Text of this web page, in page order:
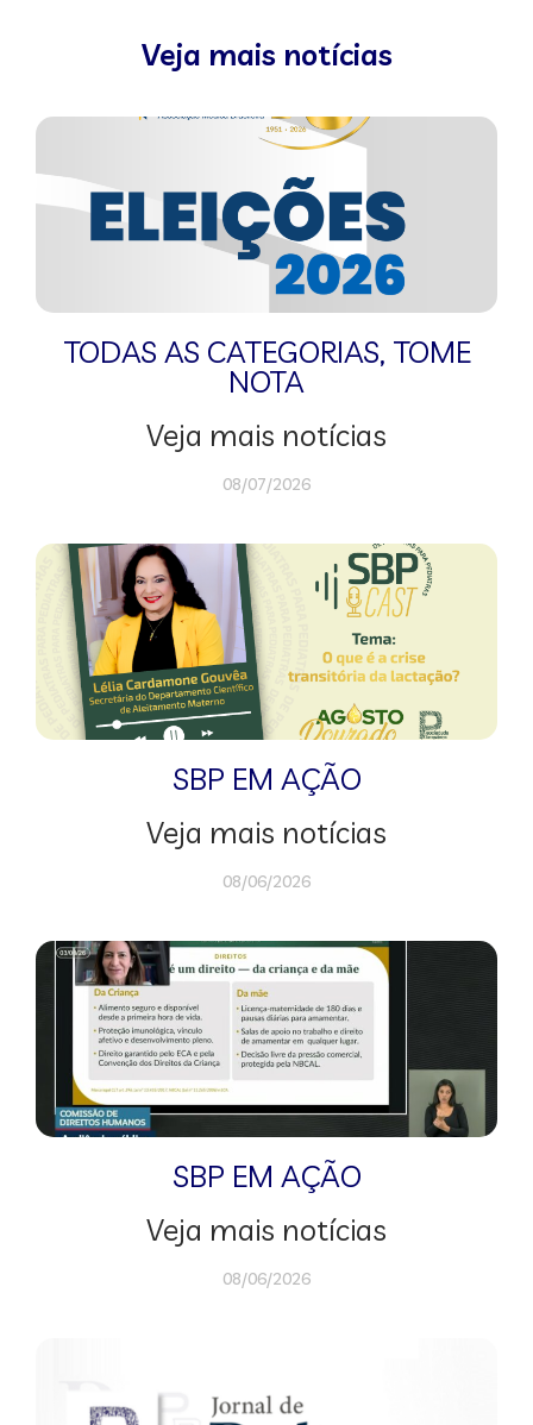
Veja mais notícias
TODAS AS CATEGORIAS, TOME
NOTA
Veja mais notícias
08/07/2026
SBP EM AÇÃO
Veja mais notícias
08/06/2026
SBP EM AÇÃO
Veja mais notícias
08/06/2026